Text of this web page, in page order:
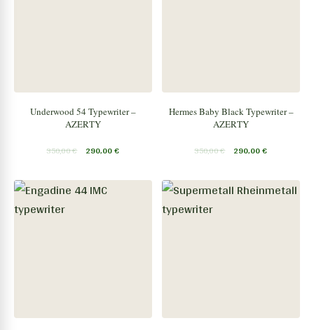
Underwood 54 Typewriter –
AZERTY
350,00€ 290,00€
Hermes Baby Black Typewriter –
AZERTY
350,00€ 290,00€